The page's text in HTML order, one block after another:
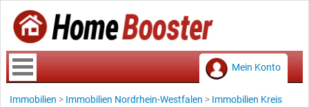
Mein Konto
Immobilien > Immobilien Nordrhein-Westfalen > Immobilien Kreis